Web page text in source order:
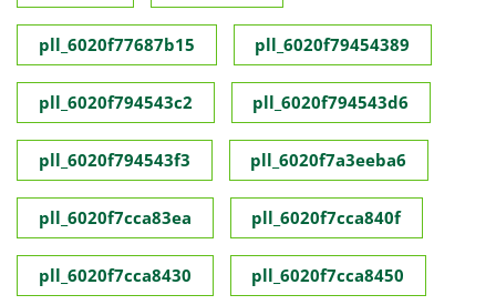
pll_6020f77687b15 pll_6020f79454389
pll_6020f794543c2 pll_6020f794543d6
pll_6020f794543f3 pll_6020f7a3eeba6
pll_6020f7cca83ea pll_6020f7cca840f
pll_6020f7cca8430 pll_6020f7cca8450